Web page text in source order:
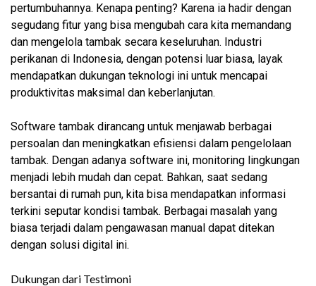
pertumbuhannya. Kenapa penting? Karena ia hadir dengan
segudang fitur yang bisa mengubah cara kita memandang
dan mengelola tambak secara keseluruhan. Industri
perikanan di Indonesia, dengan potensi luar biasa, layak
mendapatkan dukungan teknologi ini untuk mencapai
produktivitas maksimal dan keberlanjutan.
Software tambak dirancang untuk menjawab berbagai
persoalan dan meningkatkan efisiensi dalam pengelolaan
tambak. Dengan adanya software ini, monitoring lingkungan
menjadi lebih mudah dan cepat. Bahkan, saat sedang
bersantai di rumah pun, kita bisa mendapatkan informasi
terkini seputar kondisi tambak. Berbagai masalah yang
biasa terjadi dalam pengawasan manual dapat ditekan
dengan solusi digital ini.
Dukungan dari Testimoni